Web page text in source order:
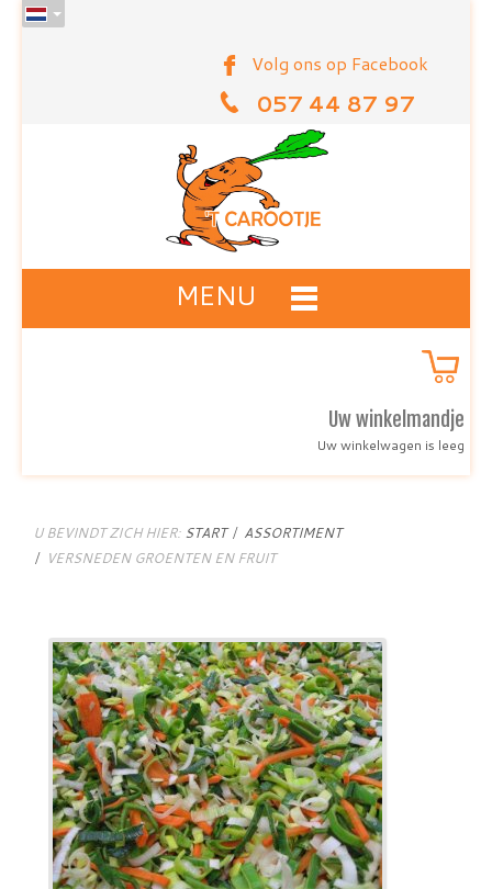
Volg ons op Facebook
057 44 87 97
MENU
Uw winkelmandje
Uw winkelwagen is leeg
U BEVINDT ZICH HIER: START
ASSORTIMENT
VERSNEDEN GROENTEN EN FRUIT